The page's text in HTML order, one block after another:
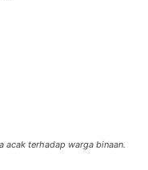
acak terhadap warga binaan.